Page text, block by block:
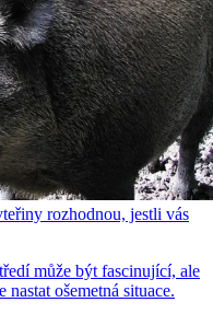
rozhodnou, jestli vás
může být fascinující, ale
ošemetná situace.